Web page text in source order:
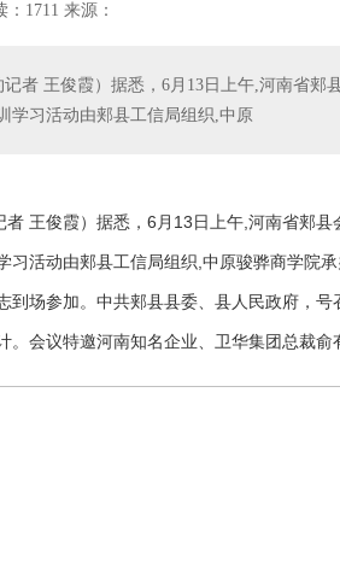
：1711 来源：
记者 王俊霞）据悉，6月13日上午,河南省郏
学习活动由郏县工信局组织,中原
王俊霞）据悉，6月13日上午,河南省郏
习活动由郏县工信局组织,中原骏骅商学院
到场参加。中共郏县县委、县人民政府，
。会议特邀河南知名企业、卫华集团总裁俞